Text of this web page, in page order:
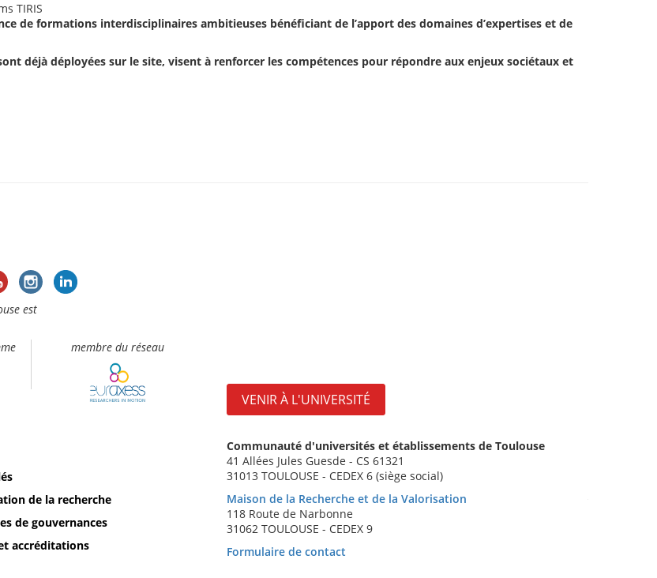
TIRIS
de formations interdisciplinaires ambitieuses bénéficiant de l’apport des domaines d’expertises et de
déjà déployées sur le site, visent à renforcer les compétences pour répondre aux enjeux sociétaux et
est
membre du réseau
de la recherche
de gouvernances
accréditations
VENIR À L'UNIVERSITÉ
Communauté d'universités et établissements de Toulouse
41 Allées Jules Guesde - CS 61321
31013 TOULOUSE - CEDEX 6 (siège social)
Maison de la Recherche et de la Valorisation
118 Route de Narbonne
31062 TOULOUSE - CEDEX 9
Formulaire de contact